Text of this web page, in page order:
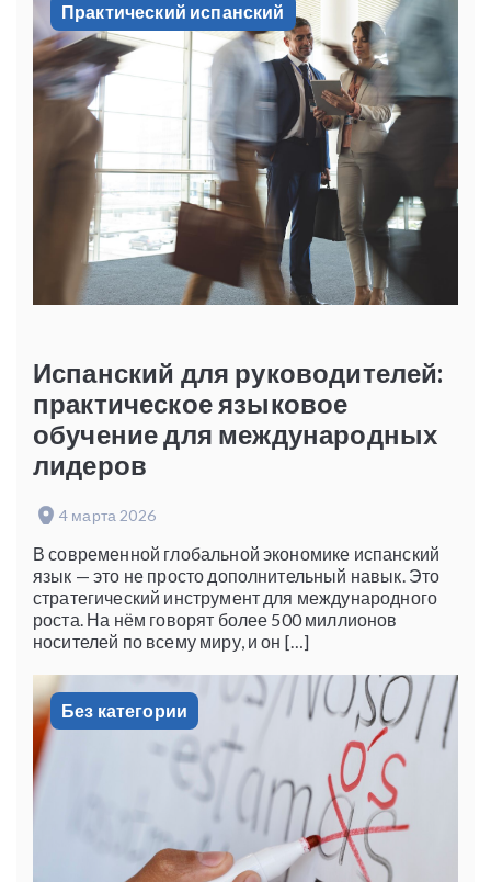
Практический испанский
Испанский для руководителей:
практическое языковое
обучение для международных
лидеров
4 марта 2026
В современной глобальной экономике испанский
язык — это не просто дополнительный навык. Это
стратегический инструмент для международного
роста. На нём говорят более 500 миллионов
носителей по всему миру, и он […]
Без категории